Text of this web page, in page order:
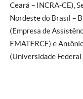
Ceará – INCRA-CE),
Nordeste do Brasil –
(Empresa de
EMATERCE) e
(Universidade Federal